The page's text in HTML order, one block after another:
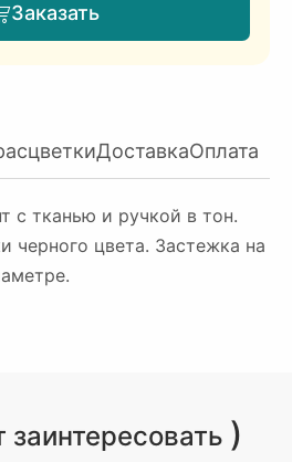
Заказать
ДоставкаОплата
с тканью и ручкой в тон.
черного цвета. Застежка на
)